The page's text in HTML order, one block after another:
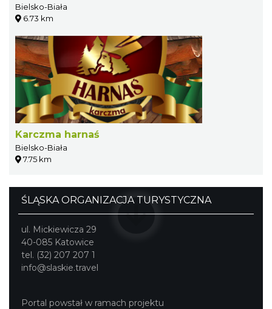
Bielsko-Biała
6.73 km
Karczma harnaś
Bielsko-Biała
7.75 km
ŚLĄSKA ORGANIZACJA TURYSTYCZNA
ul. Mickiewicza 29
40-085 Katowice
tel. (32) 207 207 1
info@slaskie.travel
Portal powstał w ramach projektu